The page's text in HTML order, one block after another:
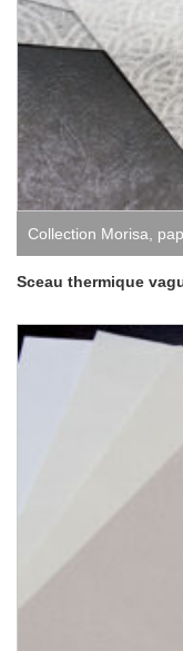
Collection Morisa
Sceau thermique